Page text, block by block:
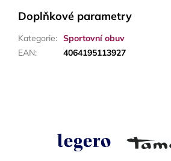
Doplňkové parametry
Kategorie: Sportovní obuv
EAN: 4064195113927